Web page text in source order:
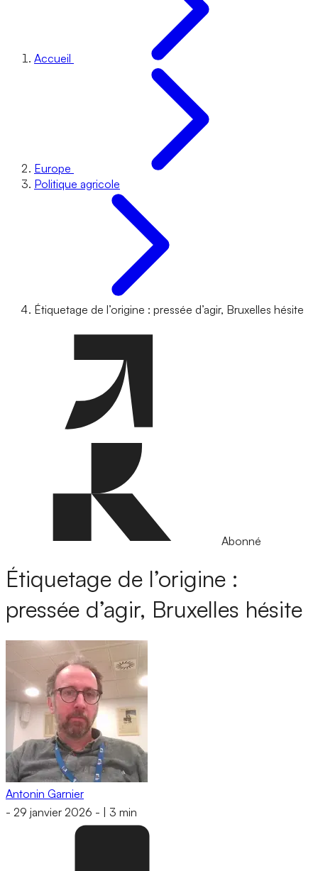
Accueil
Europe
Politique agricole
Étiquetage de l’origine : pressée d’agir, Bruxelles hésite
Abonné
Étiquetage de l’origine :
pressée d’agir, Bruxelles hésite
Antonin Garnier
- 29 janvier 2026 - 3 min